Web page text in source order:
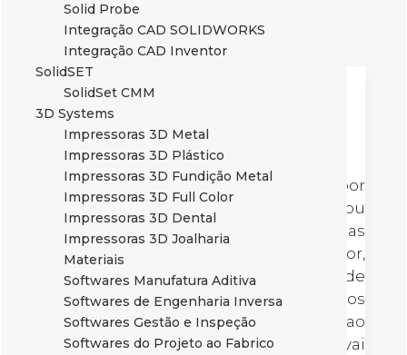
Orçamentação e
configurador
integrado
O configurador pode ser utilizado por
equipas de vendas, distribuidores ou
cliente final. Conforme as
especificações dadas pelo utilizador,
uma pré-visualização 3D (ou Realidade
Virtual) e um preço são gerados
automaticamente mostrando ao
cliente o que vai receber e quanto vai
Solid Probe
Integração CAD SOLIDWORKS
Integração CAD Inventor
SolidSET
SolidSet CMM
3D Systems
Impressoras 3D Metal
Impressoras 3D Plástico
Impressoras 3D Fundição Metal
Impressoras 3D Full Color
Impressoras 3D Dental
Impressoras 3D Joalharia
Materiais
Softwares Manufatura Aditiva
Softwares de Engenharia Inversa
Softwares Gestão e Inspeção
Softwares do Projeto ao Fabrico